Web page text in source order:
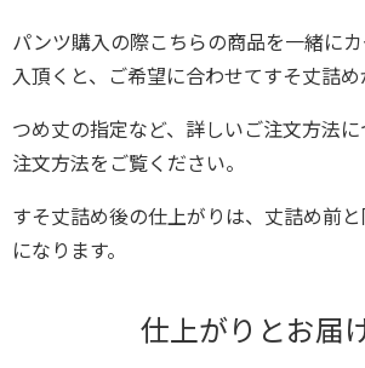
パンツ購入の際こちらの商品を一緒に
入頂くと、ご希望に合わせてすそ丈詰め
つめ丈の指定など、詳しいご注文方法
注文方法をご覧ください。
すそ丈詰め後の仕上がりは、丈詰め前
になります。
仕上がりとお届